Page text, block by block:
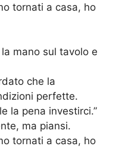
tornati a casa, ho
mano sul tavolo e
che la
perfette.
la pena investirci.”
ma piansi.
tornati a casa, ho